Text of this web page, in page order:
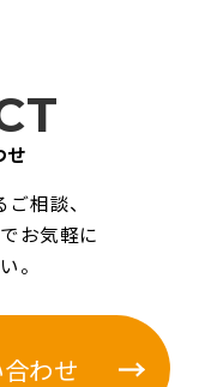
せ
相談、
お気軽に
。
わせ